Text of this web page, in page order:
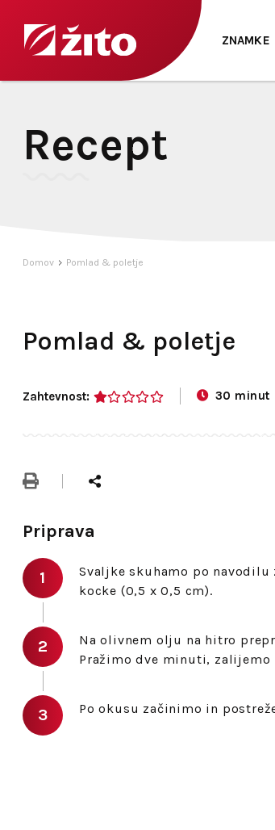
ZNAMKE
Recept
Domov Pomlad & poletje
Pomlad & poletje
Zahtevnost:
30 minut
Priprava
Svaljke skuhamo po navodilu
kocke (0,5 x 0,5 cm).
Na olivnem olju na hitro
Pražimo dve minuti, zalijemo
Po okusu začinimo in